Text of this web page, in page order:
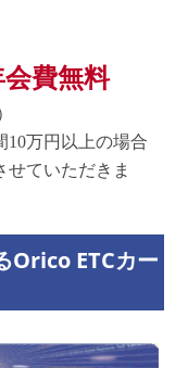
会費無料
万円以上の場合
せていただきま
Orico ETCカー